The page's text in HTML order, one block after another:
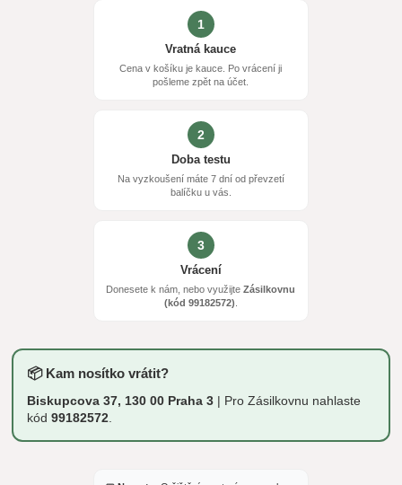
1
Vratná kauce
Cena v košíku je kauce. Po vrácení ji
pošleme zpět na účet.
2
Doba testu
Na vyzkoušení máte 7 dní od převzetí
balíčku u vás.
3
Vrácení
Donesete k nám, nebo využijteZásilkovnu
(kód 99182572)
📦 Kam nosítko vrátit?
Biskupcova 37, 130 00 Praha 3 | Pro Zásilkovnu nahlaste
kód99182572.